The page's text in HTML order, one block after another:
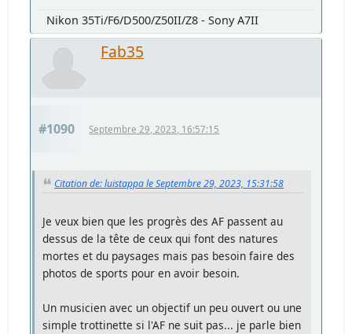
Nikon 35Ti/F6/D500/Z50II/Z8 - Sony A7II
Fab35
#1090 Septembre 29, 2023, 16:57:15
Citation de: luistappa le Septembre 29, 2023, 15:31:58
Je veux bien que les progrès des AF passent au
dessus de la tête de ceux qui font des natures
mortes et du paysages mais pas besoin faire des
photos de sports pour en avoir besoin.
Un musicien avec un objectif un peu ouvert ou une
simple trottinette si l'AF ne suit pas... je parle bien